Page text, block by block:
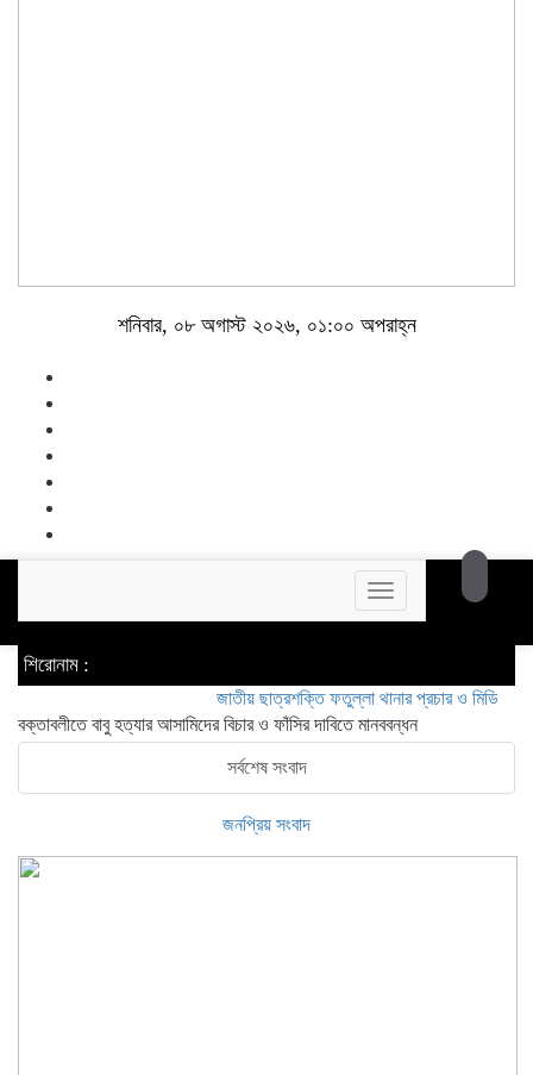
শনিবার, ০৮ অগাস্ট ২০২৬, ০১:০০ অপরাহ্ন
Toggle
navigation
শিরোনাম :
জাতীয় ছাত্রশক্তি ফতুল্লা থানার প্রচার ও মিডিয়া সম্পাদক
বক্তাবলীতে বাবু হত্যার আসামিদের বিচার ও ফাঁসির দাবিতে মানববন্ধন
সর্বশেষ সংবাদ
জনপ্রিয় সংবাদ